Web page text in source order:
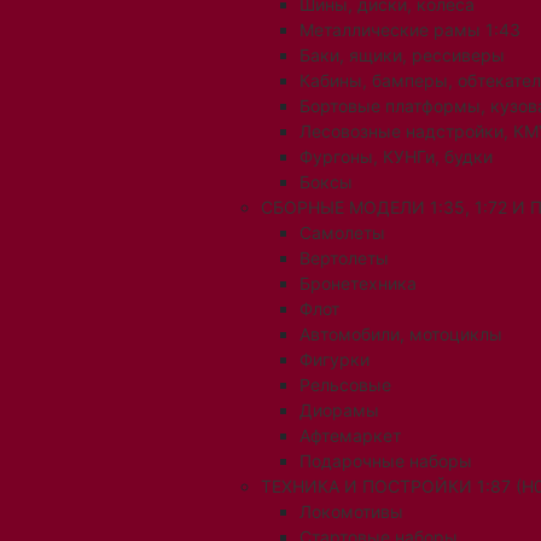
Шины, диски, колеса
Металлические рамы 1:43
Баки, ящики, рессиверы
Кабины, бамперы,
Бортовые платформы,
Лесовозные надстройки,
Фургоны, КУНГи, будки
Боксы
СБОРНЫЕ МОДЕЛИ 1:35, 1:72 И
Самолеты
Вертолеты
Бронетехника
Флот
Автомобили, мотоциклы
Фигурки
Рельсовые
Диорамы
Афтемаркет
Подарочные наборы
ТЕХНИКА И ПОСТРОЙКИ 1:87
Локомотивы
Стартовые наборы